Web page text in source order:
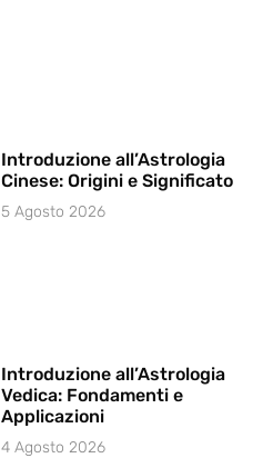
Introduzione all’Astrologia
Cinese: Origini e Significato
5 Agosto 2026
Introduzione all’Astrologia
Vedica: Fondamenti e
Applicazioni
4 Agosto 2026